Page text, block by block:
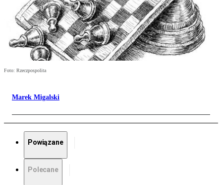
Foto: Rzeczpospolita
Marek Migalski
Powiązane
Polecane